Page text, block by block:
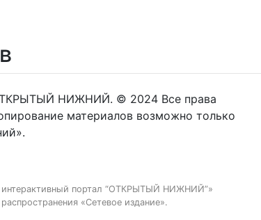
НИЖНИЙ. © 2024 Все права
материалов возможно только
портал “ОТКРЫТЫЙ НИЖНИЙ”»
«Сетевое издание».